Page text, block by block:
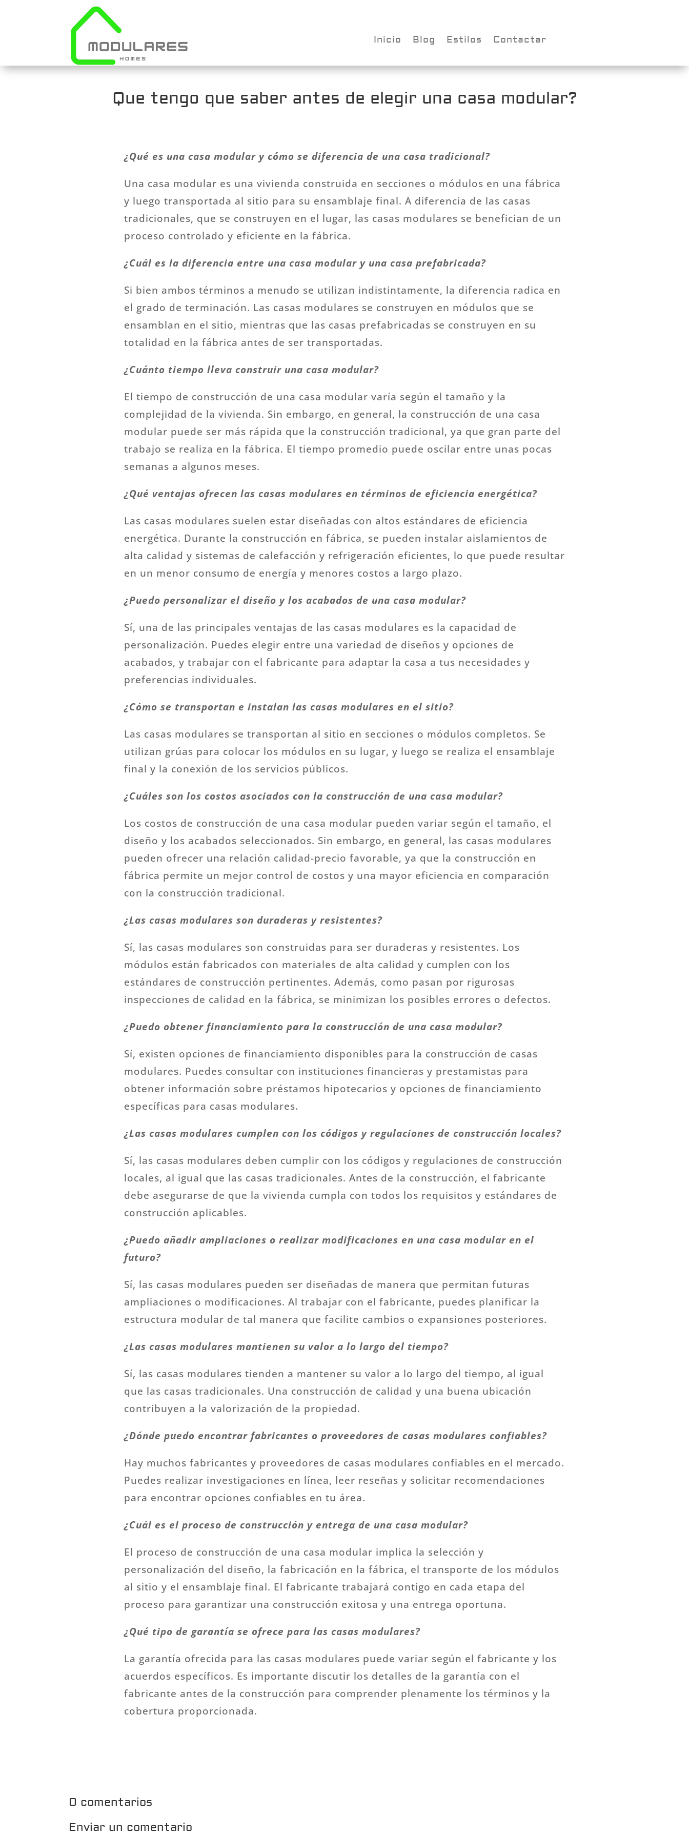
Inicio Blog Estilos Contactar
Que tengo que saber antes de elegir una casa modular?
¿Qué es una casa modular y cómo se diferencia de una casa tradicional?
Una casa modular es una vivienda construida en secciones o módulos en una fábrica
y luego transportada al sitio para su ensamblaje final. A diferencia de las casas
tradicionales, que se construyen en el lugar, las casas modulares se benefician de un
proceso controlado y eficiente en la fábrica.
¿Cuál es la diferencia entre una casa modular y una casa prefabricada?
Si bien ambos términos a menudo se utilizan indistintamente, la diferencia radica en
el grado de terminación. Las casas modulares se construyen en módulos que se
ensamblan en el sitio, mientras que las casas prefabricadas se construyen en su
totalidad en la fábrica antes de ser transportadas.
¿Cuánto tiempo lleva construir una casa modular?
El tiempo de construcción de una casa modular varía según el tamaño y la
complejidad de la vivienda. Sin embargo, en general, la construcción de una casa
modular puede ser más rápida que la construcción tradicional, ya que gran parte del
trabajo se realiza en la fábrica. El tiempo promedio puede oscilar entre unas pocas
semanas a algunos meses.
¿Qué ventajas ofrecen las casas modulares en términos de eficiencia energética?
Las casas modulares suelen estar diseñadas con altos estándares de eficiencia
energética. Durante la construcción en fábrica, se pueden instalar aislamientos de
alta calidad y sistemas de calefacción y refrigeración eficientes, lo que puede resultar
en un menor consumo de energía y menores costos a largo plazo.
¿Puedo personalizar el diseño y los acabados de una casa modular?
Sí, una de las principales ventajas de las casas modulares es la capacidad de
personalización. Puedes elegir entre una variedad de diseños y opciones de
acabados, y trabajar con el fabricante para adaptar la casa a tus necesidades y
preferencias individuales.
¿Cómo se transportan e instalan las casas modulares en el sitio?
Las casas modulares se transportan al sitio en secciones o módulos completos. Se
utilizan grúas para colocar los módulos en su lugar, y luego se realiza el ensamblaje
final y la conexión de los servicios públicos.
¿Cuáles son los costos asociados con la construcción de una casa modular?
Los costos de construcción de una casa modular pueden variar según el tamaño, el
diseño y los acabados seleccionados. Sin embargo, en general, las casas modulares
pueden ofrecer una relación calidad-precio favorable, ya que la construcción en
fábrica permite un mejor control de costos y una mayor eficiencia en comparación
con la construcción tradicional.
¿Las casas modulares son duraderas y resistentes?
Sí, las casas modulares son construidas para ser duraderas y resistentes. Los
módulos están fabricados con materiales de alta calidad y cumplen con los
estándares de construcción pertinentes. Además, como pasan por rigurosas
inspecciones de calidad en la fábrica, se minimizan los posibles errores o defectos.
¿Puedo obtener financiamiento para la construcción de una casa modular?
Sí, existen opciones de financiamiento disponibles para la construcción de casas
modulares. Puedes consultar con instituciones financieras y prestamistas para
obtener información sobre préstamos hipotecarios y opciones de financiamiento
específicas para casas modulares.
¿Las casas modulares cumplen con los códigos y regulaciones de construcción locales?
Sí, las casas modulares deben cumplir con los códigos y regulaciones de construcción
locales, al igual que las casas tradicionales. Antes de la construcción, el fabricante
debe asegurarse de que la vivienda cumpla con todos los requisitos y estándares de
construcción aplicables.
¿Puedo añadir ampliaciones o realizar modificaciones en una casa modular en el
futuro?
Sí, las casas modulares pueden ser diseñadas de manera que permitan futuras
ampliaciones o modificaciones. Al trabajar con el fabricante, puedes planificar la
estructura modular de tal manera que facilite cambios o expansiones posteriores.
¿Las casas modulares mantienen su valor a lo largo del tiempo?
Sí, las casas modulares tienden a mantener su valor a lo largo del tiempo, al igual
que las casas tradicionales. Una construcción de calidad y una buena ubicación
contribuyen a la valorización de la propiedad.
¿Dónde puedo encontrar fabricantes o proveedores de casas modulares confiables?
Hay muchos fabricantes y proveedores de casas modulares confiables en el mercado.
Puedes realizar investigaciones en línea, leer reseñas y solicitar recomendaciones
para encontrar opciones confiables en tu área.
¿Cuál es el proceso de construcción y entrega de una casa modular?
El proceso de construcción de una casa modular implica la selección y
personalización del diseño, la fabricación en la fábrica, el transporte de los módulos
al sitio y el ensamblaje final. El fabricante trabajará contigo en cada etapa del
proceso para garantizar una construcción exitosa y una entrega oportuna.
¿Qué tipo de garantía se ofrece para las casas modulares?
La garantía ofrecida para las casas modulares puede variar según el fabricante y los
acuerdos específicos. Es importante discutir los detalles de la garantía con el
fabricante antes de la construcción para comprender plenamente los términos y la
cobertura proporcionada.
0 comentarios
Enviar un comentario